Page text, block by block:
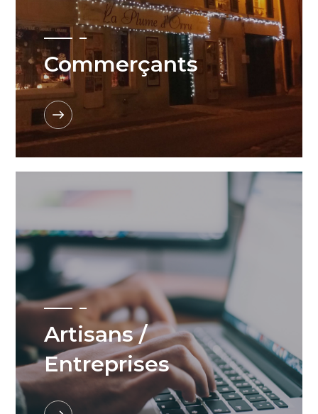
Commerçants
Artisans /
Entreprises